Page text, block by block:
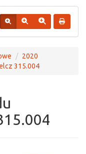
2020
315.004